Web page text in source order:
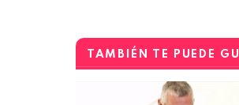
TAMBIÉN TE PUEDE